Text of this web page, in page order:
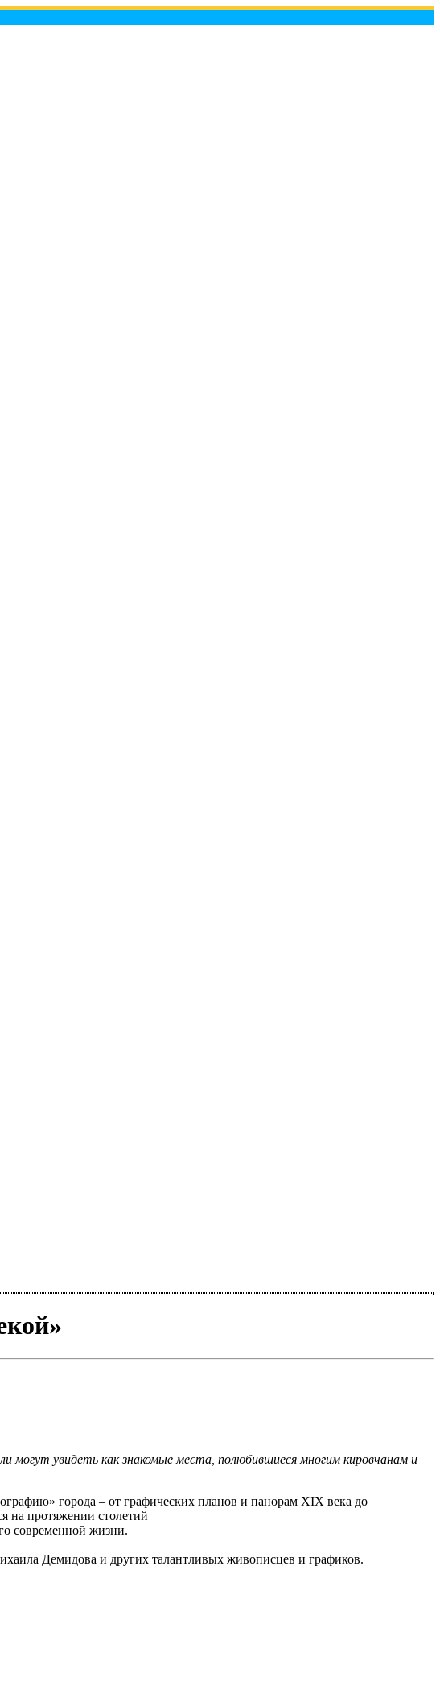
увидеть как знакомые места, полюбившиеся многим кировчанам и
» города – от графических планов и панорам XIX века до
на протяжении столетий
современной жизни.
Демидова и других талантливых живописцев и графиков.